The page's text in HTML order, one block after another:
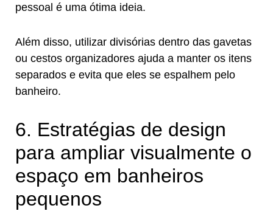
pessoal é uma ótima ideia.
Além disso, utilizar divisórias dentro das gavetas
ou cestos organizadores ajuda a manter os itens
separados e evita que eles se espalhem pelo
banheiro.
6. Estratégias de design
para ampliar visualmente o
espaço em banheiros
pequenos